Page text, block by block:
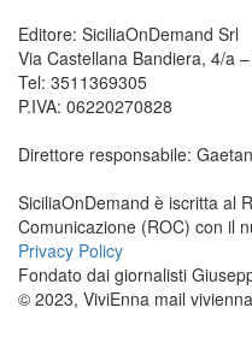
Editore: SiciliaOnDemand Srl
Via Castellana Bandiera, 4/a
Tel: 3511369305
P.IVA: 06220270828
Direttore responsabile:
SiciliaOnDemand è iscritta al
Comunicazione (ROC) con il
Privacy Policy
Fondato dai giornalisti
© 2023, ViviEnna mail